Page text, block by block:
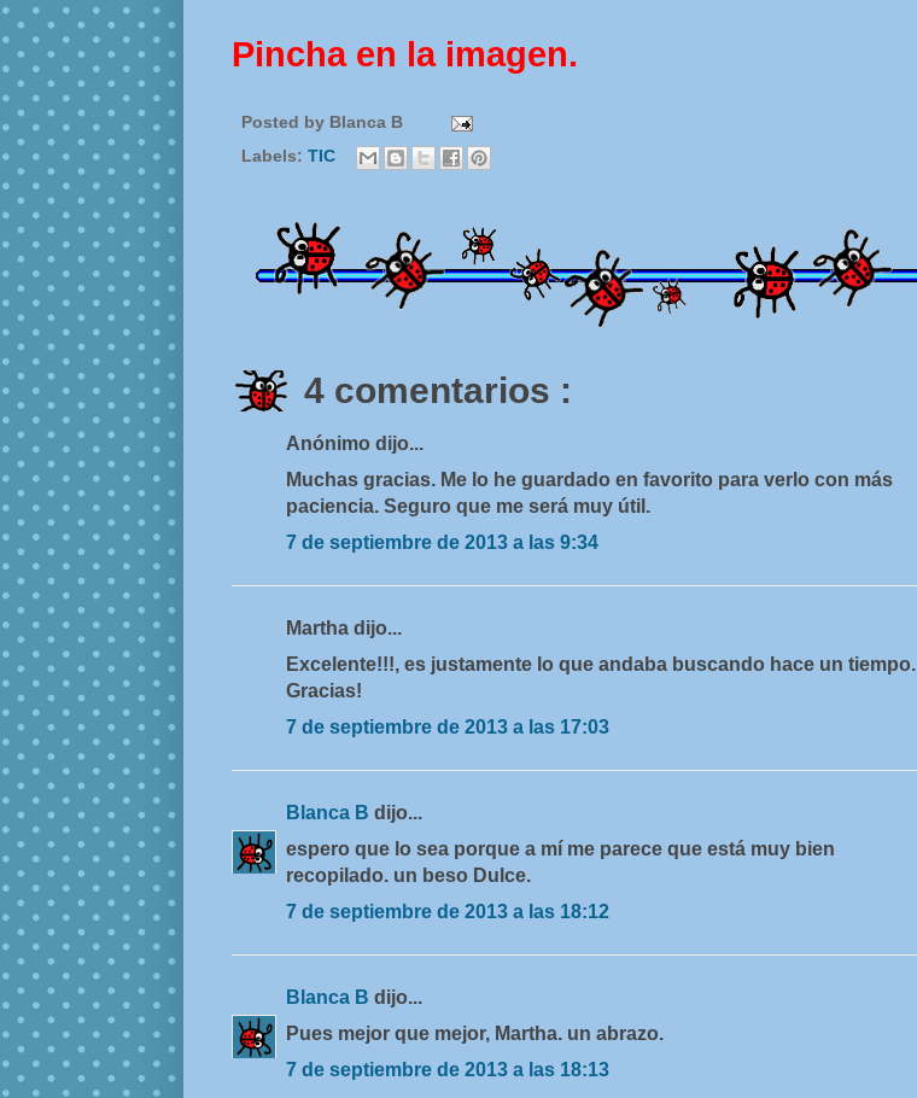
Pincha en la imagen.
Posted by Blanca B
Labels: TIC
4 comentarios :
Anónimo dijo...
Muchas gracias. Me lo he guardado en favorito para verlo con más
paciencia. Seguro que me será muy útil.
7 de septiembre de 2013 a las 9:34
Martha dijo...
Excelente!!!, es justamente lo que andaba buscando hace un tiempo.
Gracias!
7 de septiembre de 2013 a las 17:03
Blanca B dijo...
espero que lo sea porque a mí me parece que está muy bien
recopilado. un beso Dulce.
7 de septiembre de 2013 a las 18:12
Blanca B dijo...
Pues mejor que mejor, Martha. un abrazo.
7 de septiembre de 2013 a las 18:13